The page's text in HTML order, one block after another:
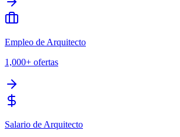
Empleo de Arquitecto
1,000+ ofertas
Salario de Arquitecto